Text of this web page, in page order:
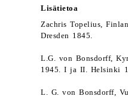
Lisätietoa
Zachris Topelius,
Dresden 1845.
L.G. von Bonsdorff,
1945. I ja II. Helsinki
L. G. von Bonsdorff,